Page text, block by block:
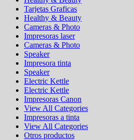
Tarjetas Graficas
Healthy & Beauty
Cameras & Photo
Impresoras laser
Cameras & Photo
Speaker
Impresora tinta
Speaker
Electric Kettle
Electric Kettle
Impresoras Canon
View All Categories
Impresoras a tinta
View All Categories
Otros productos